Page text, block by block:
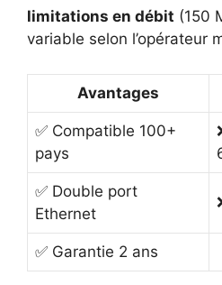
limitations en débit (150
variable selon l’opérateur
Avantages
✅ Compatible 100+
pays
✅ Double port
Ethernet
✅ Garantie 2 ans